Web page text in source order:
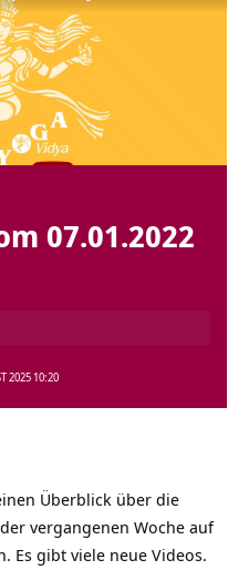
07.01.2022
2025 10:20
Überblick über die
vergangenen Woche auf
Es gibt viele neue Videos.